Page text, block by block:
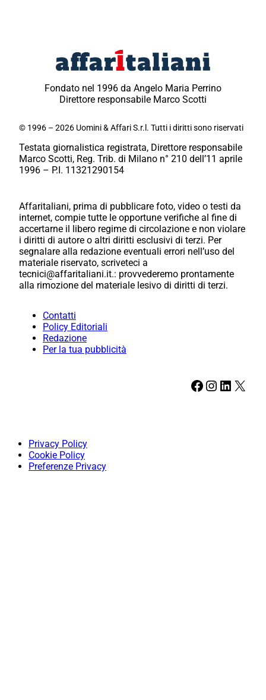
Fondato nel 1996 da Angelo Maria Perrino
Direttore responsabile Marco Scotti
© 1996 – 2026 Uomini & Affari S.r.l. Tutti i diritti sono riservati
Testata giornalistica registrata, Direttore responsabile
Marco Scotti, Reg. Trib. di Milano n° 210 dell’11 aprile
1996 – P.I. 11321290154
Affaritaliani, prima di pubblicare foto, video o testi da
internet, compie tutte le opportune verifiche al fine di
accertarne il libero regime di circolazione e non violare
i diritti di autore o altri diritti esclusivi di terzi. Per
segnalare alla redazione eventuali errori nell’uso del
materiale riservato, scriveteci a
tecnici@affaritaliani.it.: provvederemo prontamente
alla rimozione del materiale lesivo di diritti di terzi.
Contatti
Policy Editoriali
Redazione
Per la tua pubblicità
Facebook Instagram LinkedIn X
Privacy Policy
Cookie Policy
Preferenze Privacy